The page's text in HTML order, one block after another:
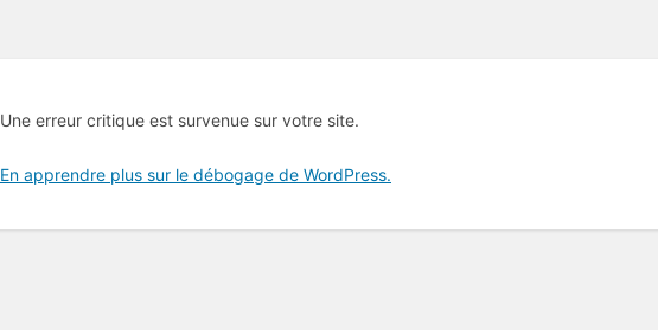
Une erreur critique est survenue sur votre site.
En apprendre plus sur le débogage de WordPress.